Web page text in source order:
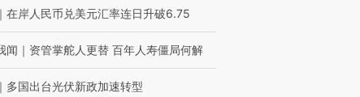
｜ 在岸人民币兑美元汇率连日升破6.75
闻 ｜ 资管掌舵人更替 百年人寿僵局何解
｜ 多国出台光伏新政加速转型